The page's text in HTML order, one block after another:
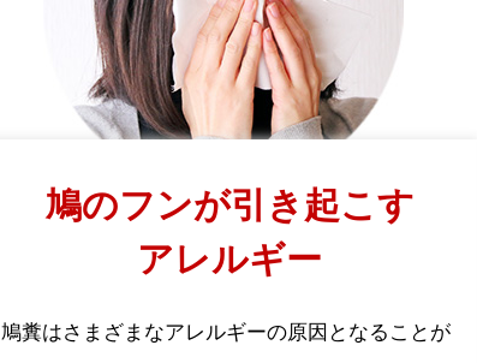
鳩のフンが引き起こす
アレルギー
鳩糞はさまざまなアレルギーの原因となることが